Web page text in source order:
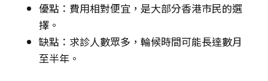
優點：費用相對便宜，是大部分香港市民的選
擇。
缺點：求診人數眾多，輪候時間可能長達數月
至半年。